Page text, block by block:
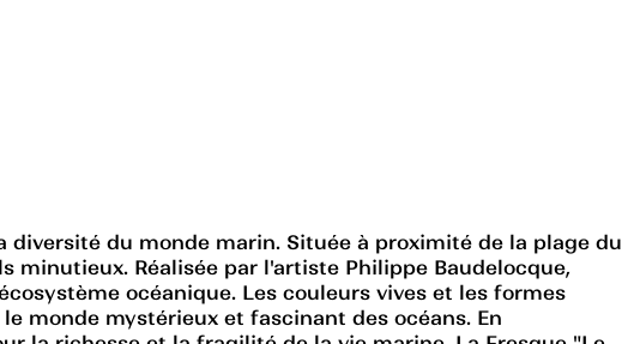
du monde marin. Située à proximité de la plage du
Réalisée par l'artiste Philippe Baudelocque,
océanique. Les couleurs vives et les formes
monde mystérieux et fascinant des océans. En